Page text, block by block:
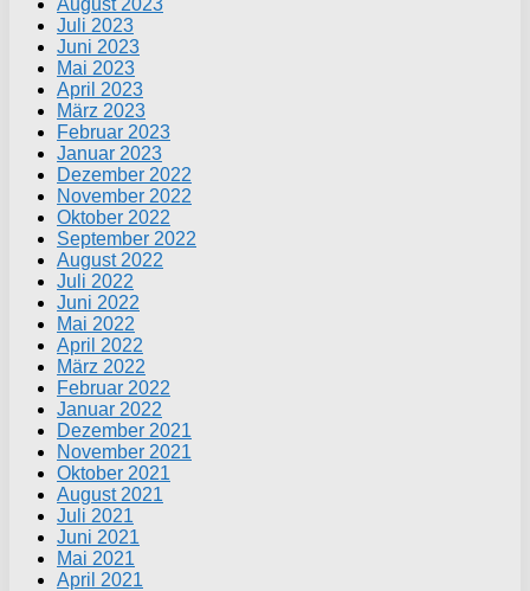
Juli 2023
Juni 2023
Mai 2023
April 2023
März 2023
Februar 2023
Januar 2023
Dezember 2022
November 2022
Oktober 2022
September 2022
August 2022
Juli 2022
Juni 2022
Mai 2022
April 2022
März 2022
Februar 2022
Januar 2022
Dezember 2021
November 2021
Oktober 2021
August 2021
Juli 2021
Juni 2021
Mai 2021
April 2021